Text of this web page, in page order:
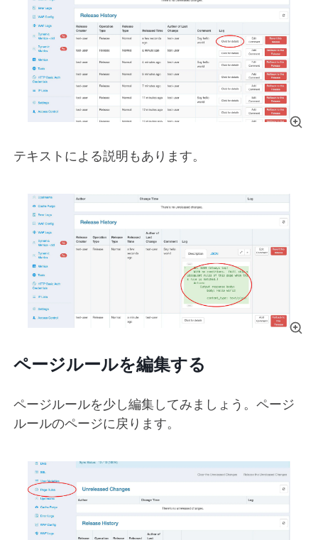
テキストによる説明もあります。
ページルールを編集する
ページルールを少し編集してみましょう。ページ
ルールのページに戻ります。